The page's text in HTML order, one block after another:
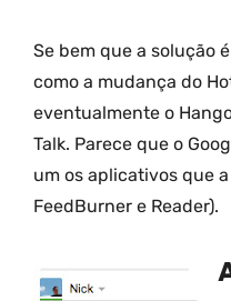
Se bem que a solução
como a mudança do
eventualmente o
Talk. Parece que o
um os aplicativos que
FeedBurner e Reader).